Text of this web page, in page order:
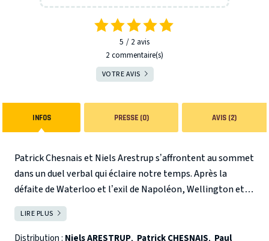
5 2 avis
2 commentaire(s)
VOTRE AVIS
INFOS PRESSE (0) AVIS (2)
Patrick Chesnais et Niels Arestrup s’affrontent au sommet
dans un duel verbal qui éclaire notre temps. Après la
défaite de Waterloo et l’exil de Napoléon, Wellington et
ses troupes sont dans Paris. La révolte gronde. Qui va
gouverner le pays ? Le 6 juillet 1815 au soir, les « faiseurs
de rois » Fouché et Talleyrand se retrouvent lors d’un
LIRE PLUS
Distribution : Niels ARESTRUP, Patrick CHESNAIS, Paul